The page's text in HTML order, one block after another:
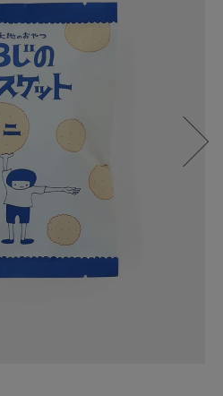
新規会員登録